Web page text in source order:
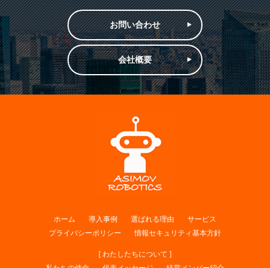
お問い合わせ
会社概要
ホーム 導入事例 選ばれる理由
サービス
プライバシーポリシー
情報セキュリティ基本方針
[ わたしたちについて ]